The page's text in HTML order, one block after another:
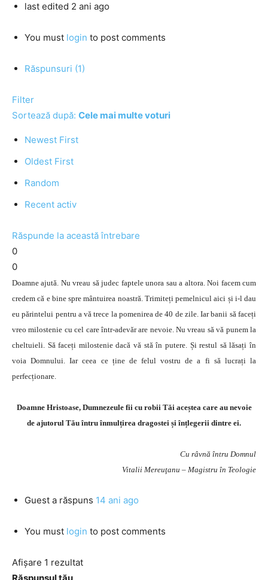
last edited 2 ani ago
You must login to post comments
Răspunsuri (1)
Filter
Sortează după: Cele mai multe voturi
Newest First
Oldest First
Random
Recent activ
Răspunde la această întrebare
0
0
Doamne ajută. Nu vreau să judec faptele unora sau a altora. Noi facem cum
credem că e bine spre mântuirea noastră. Trimiteți pemelnicul aici și i-l dau
eu părintelui pentru a vă trece la pomenirea de 40 de zile. Iar banii să faceți
vreo milostenie cu cel care într-adevăr are nevoie. Nu vreau să vă punem la
cheltuieli. Să faceți milostenie dacă vă stă în putere. Și restul să lăsați în
voia Domnului. Iar ceea ce ține de felul vostru de a fi să lucrați la
perfecționare.
Doamne Hristoase, Dumnezeule fii cu robii Tăi aceștea care au nevoie
de ajutorul Tău întru înmulțirea dragostei și înțlegerii dintre ei.
Cu râvnă întru Domnul
Vitalii Mereuţanu – Magistru în Teologie
Guest a răspuns 14 ani ago
You must login to post comments
Afișare 1 rezultat